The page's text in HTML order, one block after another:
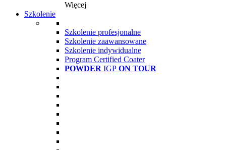
Więcej
Szkolenie
Szkolenie profesjonalne
Szkolenie zaawansowane
Szkolenie indywidualne
Program Certified Coater
POWDER IGP ON TOUR